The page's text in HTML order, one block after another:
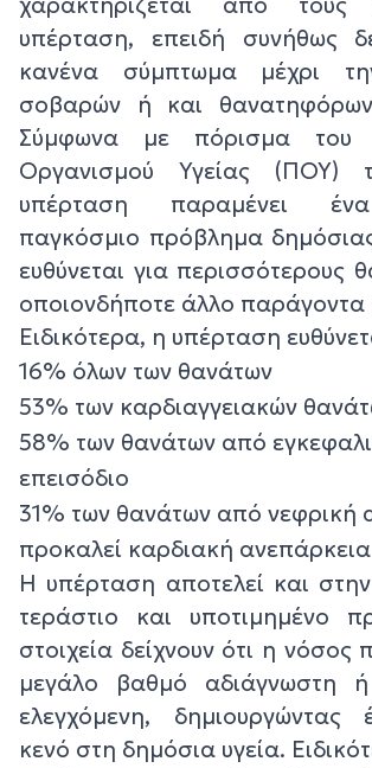
υπέρταση, επειδή συνήθως
κανένα σύμπτωμα μέχρι
σοβαρών ή και
Σύμφωνα με πόρισμα του
Οργανισμού Υγείας
υπέρταση παραμένει
παγκόσμιο πρόβλημα
ευθύνεται για περισσότερους
οποιονδήποτε άλλο παράγοντα
Ειδικότερα, η υπέρταση
16% όλων των θανάτων
53% των καρδιαγγειακών
58% των θανάτων από
επεισόδιο
31% των θανάτων από νεφρική
προκαλεί καρδιακή
Η υπέρταση αποτελεί και
τεράστιο και υποτιμημένο
στοιχεία δείχνουν ότι η νόσος
μεγάλο βαθμό αδιάγνωστη
ελεγχόμενη, δημιουργώντας
κενό στη δημόσια υγεία.